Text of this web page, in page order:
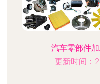
汽车零部件
更新时间：